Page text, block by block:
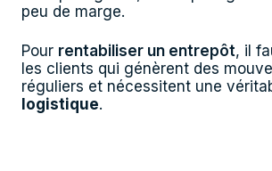
peu de marge.
Pour rentabiliser un entrepôt, il
les clients qui génèrent des
réguliers et nécessitent une
logistique.